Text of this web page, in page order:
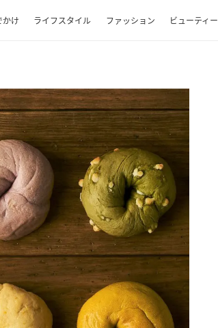
かけ ライフスタイル ファッション ビューティー